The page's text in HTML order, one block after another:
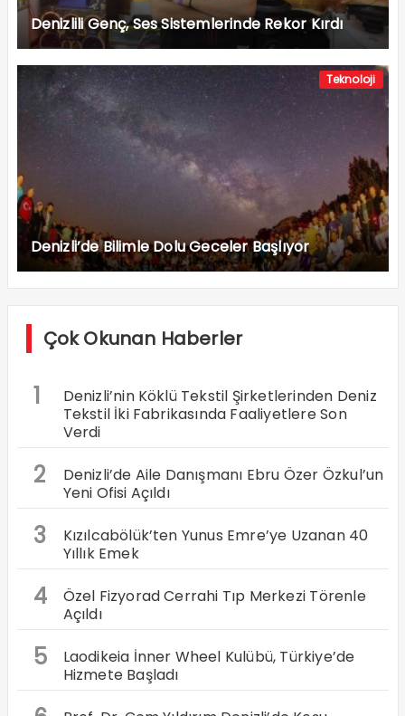
Denizlili Genç, Ses Sistemlerinde Rekor Kırdı
Teknoloji
Denizli’de Bilimle Dolu Geceler Başlıyor
Çok Okunan Haberler
1
Denizli’nin Köklü Tekstil Şirketlerinden Deniz
Tekstil İki Fabrikasında Faaliyetlere Son
Verdi
2
Denizli’de Aile Danışmanı Ebru Özer Özkul’un
Yeni Ofisi Açıldı
3
Kızılcabölük’ten Yunus Emre’ye Uzanan 40
Yıllık Emek
4
Özel Fizyorad Cerrahi Tıp Merkezi Törenle
Açıldı
5
Laodikeia İnner Wheel Kulübü, Türkiye’de
Hizmete Başladı